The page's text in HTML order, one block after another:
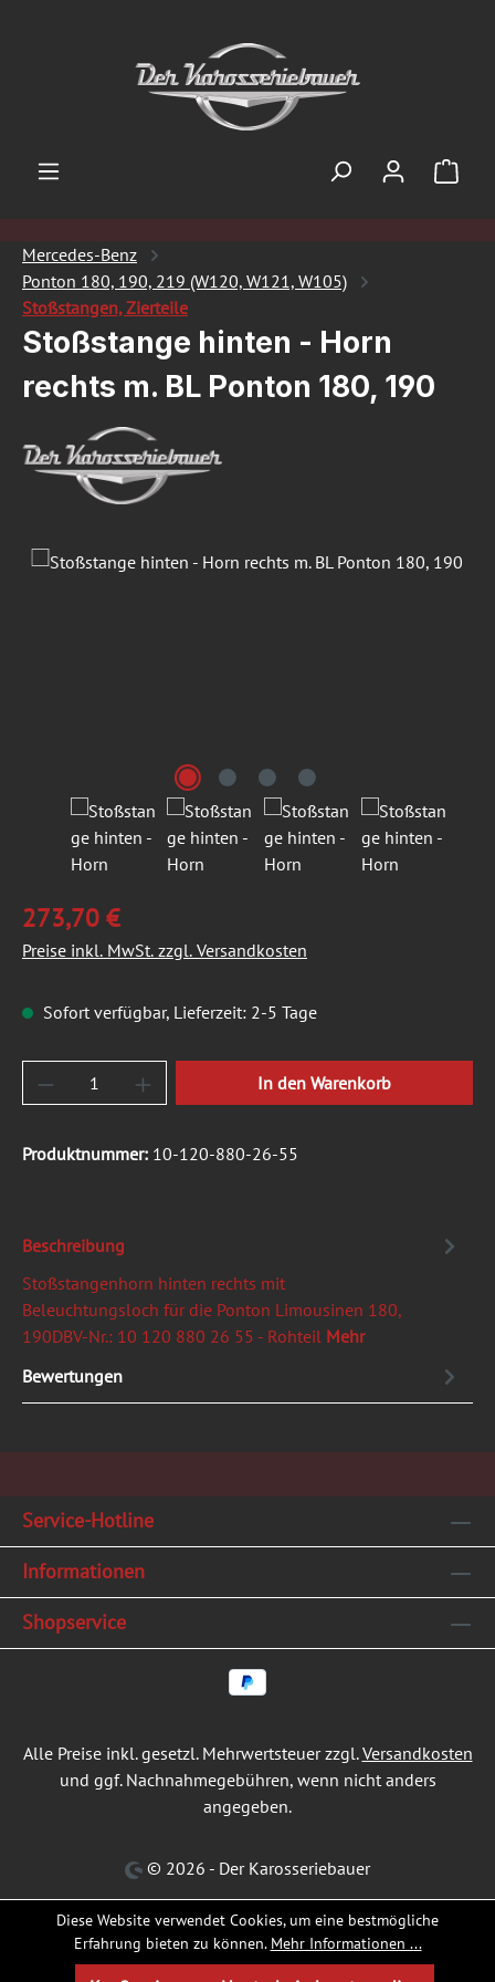
Mercedes-Benz
Ponton 180, 190, 219 (W120, W121, W105)
Stoßstangen, Zierteile
Stoßstange hinten - Horn
rechts m. BL Ponton 180, 190
Bildergalerie überspringen
273,70 €
Preise inkl. MwSt. zzgl. Versandkosten
Sofort verfügbar, Lieferzeit: 2-5 Tage
Produkt Anzahl: Gib den gewünschten
In den Warenkorb
Produktnummer: 10-120-880-26-55
Beschreibung
Stoßstangenhorn hinten rechts mit
Beleuchtungsloch für die Ponton Limousinen 180,
190DBV-Nr.: 10 120 880 26 55 - Rohteil Mehr
Bewertungen
Service-Hotline
Informationen
Shopservice
Alle Preise inkl. gesetzl. Mehrwertsteuer zzgl.Versandkosten
und ggf. Nachnahmegebühren, wenn nicht anders
angegeben.
© 2026 - Der Karosseriebauer
Diese Website verwendet Cookies, um eine bestmögliche
Erfahrung bieten zu können. Mehr Informationen ...